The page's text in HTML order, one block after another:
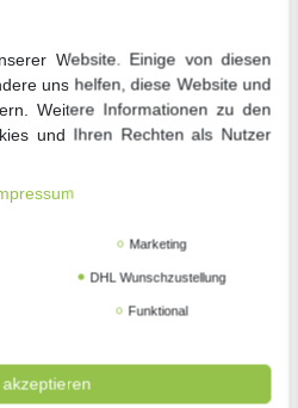
Konzentrat 100ml
Website. Einige von diesen
uns helfen, diese Website und
Weitere Informationen zu den
und Ihren Rechten als Nutzer
Marketing
DHL Wunschzustellung
Funktional
akzeptieren